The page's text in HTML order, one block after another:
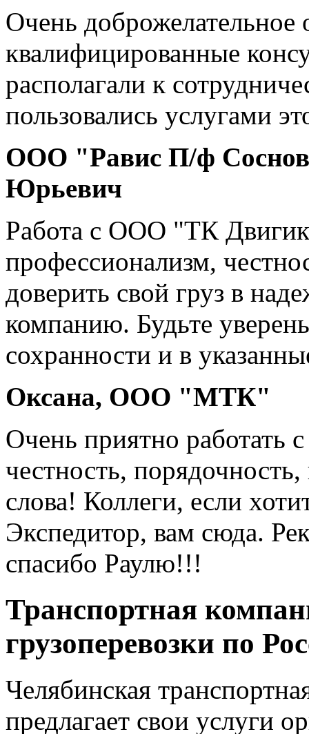
Очень доброжелательное
квалифицированные
располагали к
пользовались услугами
ООО "Равис П/ф
Юрьевич
Работа с ООО "ТК
профессионализм,
доверить свой груз в
компанию. Будьте
сохранности и в
Оксана, ООО "МТК"
Очень приятно работать
честность,
слова! Коллеги, если
Экспедитор, вам сюда.
спасибо Раулю!!!
Транспортная
грузоперевозки по
Челябинская
предлагает свои услуги